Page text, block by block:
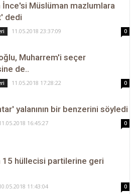
İnce'si Müslüman mazlumlara
dedi
11.05.2018 23:37:09 0
Muharrem'i seçer
de..
11.05.2018 17:28:22 0
yalanının bir benzerini söyledi
16:45:27 0
15 hüllecisi partilerine geri
11:43:04 0